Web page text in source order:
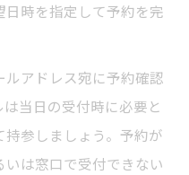
時を指定して予約を完
アドレス宛に予約確認
当日の受付時に必要と
参しましょう。予約が
は窓口で受付できない